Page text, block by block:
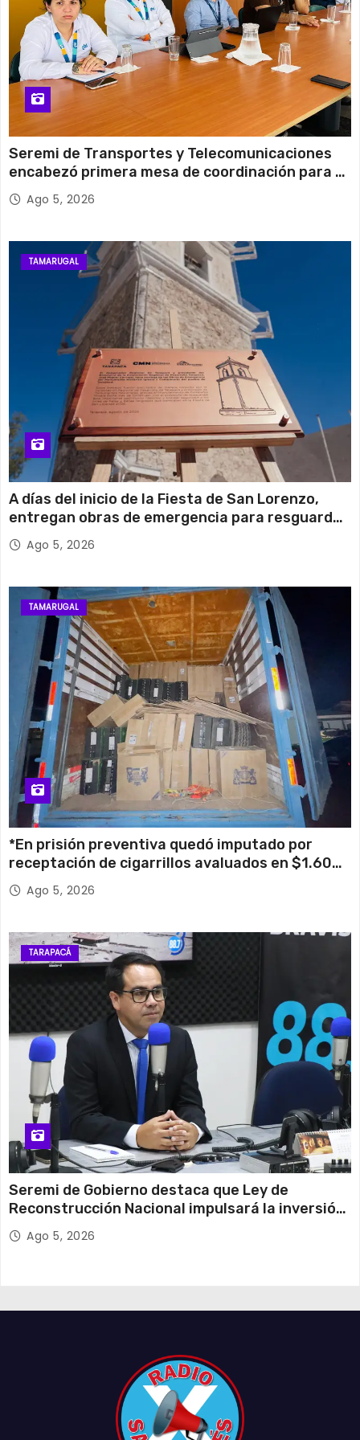
Seremi de Transportes y Telecomunicaciones
encabezó primera mesa de coordinación para el
retiro de cables en desuso en Iquique
Ago 5, 2026
TAMARUGAL
A días del inicio de la Fiesta de San Lorenzo,
entregan obras de emergencia para resguardar
su histórico campanario
Ago 5, 2026
TAMARUGAL
*En prisión preventiva quedó imputado por
receptación de cigarrillos avaluados en $1.600
millones*
Ago 5, 2026
TARAPACÁ
Seremi de Gobierno destaca que Ley de
Reconstrucción Nacional impulsará la inversión
y el empleo en Tarapacá
Ago 5, 2026